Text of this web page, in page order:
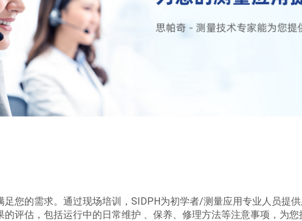
您的需求。通过现场培训，SIDPH为初学者/测量应用专业人员提
评估，包括运行中的日常维护 、保养、修理方法等注意事项，为您